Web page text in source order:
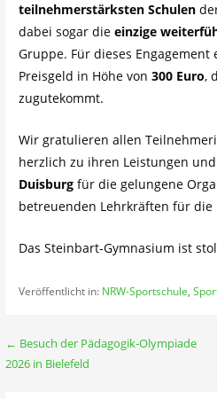
teilnehmerstärksten Schulen
dabei sogar die einzige
Gruppe. Für dieses
Preisgeld in Höhe von 300 Euro,
zugutekommt.
Wir gratulieren allen
herzlich zu ihren Leistungen
Duisburgfür die gelungene
betreuenden Lehrkräften für die
Das Steinbart-Gymnasium ist
Veröffentlicht in: NRW-Sportschule,
Beitragsnavigation
← Besuch der Pädagogik-Olympiade
2026 in Bielefeld